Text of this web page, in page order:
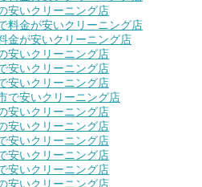
安いクリーニング店
料金が安いクリーニング店
金が安いクリーニング店
安いクリーニング店
安いクリーニング店
安いクリーニング店
で安いクリーニング店
安いクリーニング店
安いクリーニング店
安いクリーニング店
安いクリーニング店
安いクリーニング店
安いクリーニング店